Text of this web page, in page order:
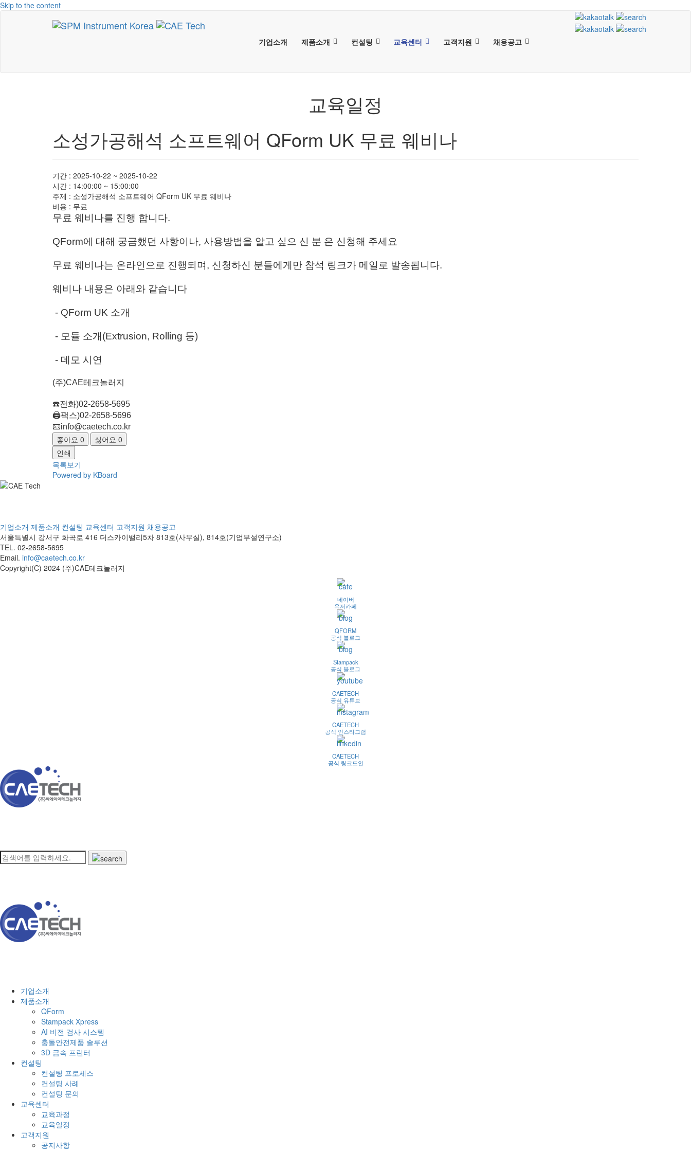
Skip to the content
기업소개 제품소개 컨설팅 교육센터 고객지원 채용공고
교육일정
소성가공해석 소프트웨어 QForm UK 무료 웨비나
기간 : 2025-10-22 ~ 2025-10-22
시간 : 14:00:00 ~ 15:00:00
주제 : 소성가공해석 소프트웨어 QForm UK 무료 웨비나
비용 : 무료
무료 웨비나를 진행 합니다.
QForm에 대해 궁금했던 사항이나, 사용방법을 알고 싶으 신 분 은 신청해 주세요
무료 웨비나는 온라인으로 진행되며, 신청하신 분들에게만 참석 링크가 메일로 발송됩니다.
웨비나 내용은 아래와 같습니다
- QForm UK 소개
- 모듈 소개(Extrusion, Rolling 등)
- 데모 시연
(주)CAE테크놀러지
☎️전화)02-2658-5695
🖨️팩스)02-2658-5696
📧info@caetech.co.kr
좋아요 0 싫어요 0
인쇄
목록보기
Powered by KBoard
기업소개 제품소개 컨설팅 교육센터 고객지원 채용공고
서울특별시 강서구 화곡로 416 더스카이밸리5차 813호(사무실), 814호(기업부설연구소)
TEL. 02-2658-5695
Email. info@caetech.co.kr
Copyright(C) 2024 (주)CAE테크놀러지
네이버
유저카페
QFORM
공식 블로그
Stampack
공식 블로그
CAETECH
공식 유튜브
CAETECH
공식 인스타그램
CAETECH
공식 링크드인
기업소개
제품소개
QForm
Stampack Xpress
AI 비전 검사 시스템
충돌안전제품 솔루션
3D 금속 프린터
컨설팅
컨설팅 프로세스
컨설팅 사례
컨설팅 문의
교육센터
교육과정
교육일정
고객지원
공지사항